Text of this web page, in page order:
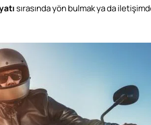
sırasında yön bulmak ya da